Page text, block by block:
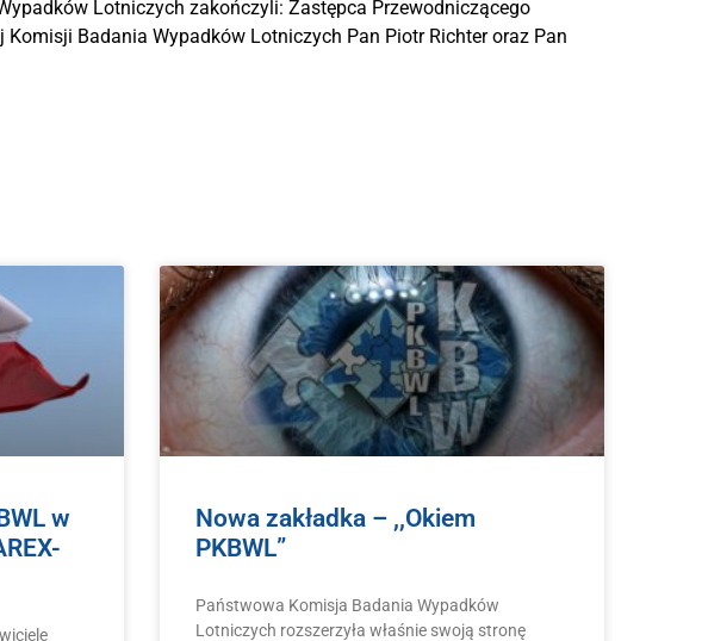
Lotniczych zakończyli: Zastępca Przewodniczącego
Badania Wypadków Lotniczych Pan Piotr Richter oraz Pan
w
Nowa zakładka – ,,Okiem
PKBWL”
Państwowa Komisja Badania Wypadków
Lotniczych rozszerzyła właśnie swoją stronę